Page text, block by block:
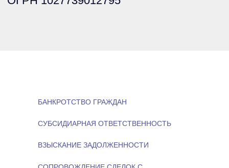
БАНКРОТСТВО ГРАЖДАН
СУБСИДИАРНАЯ ОТВЕТСТВЕННОСТЬ
ВЗЫСКАНИЕ ЗАДОЛЖЕННОСТИ